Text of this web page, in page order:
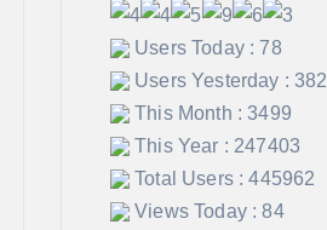
Users Today : 78
Users Yesterday : 382
This Month : 3499
This Year : 247403
Total Users : 445962
Views Today : 84